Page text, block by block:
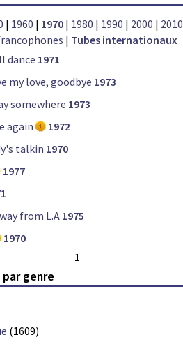
| 1960 | 1970 | 1980 | 1990 | 2000 | 2010
| Tubes internationaux
dance 1971
my love, goodbye 1973
somewhere 1973
again
1972
talkin 1970
1977
from L.A 1975
1970
1
genre
(1609)